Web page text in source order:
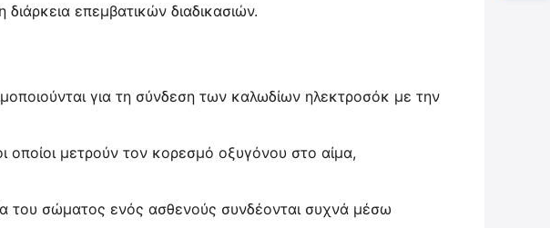
επεμβατικών διαδικασιών.
για τη σύνδεση των καλωδίων ηλεκτροσόκ με την
οποίοι μετρούν τον κορεσμό οξυγόνου στο αίμα,
του σώματος ενός ασθενούς συνδέονται συχνά μέσω